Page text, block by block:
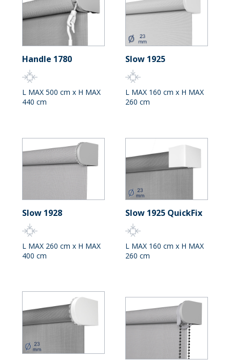
Handle 1780
L MAX 500 cm x H MAX
440 cm
Slow 1925
L MAX 160 cm x H MAX
260 cm
Slow 1928
L MAX 260 cm x H MAX
400 cm
Slow 1925 QuickFix
L MAX 160 cm x H MAX
260 cm